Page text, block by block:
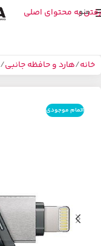
رفتن به محتوای اصلی
منو
خانه هارد و حافظه جانبی
اتمام موجودی